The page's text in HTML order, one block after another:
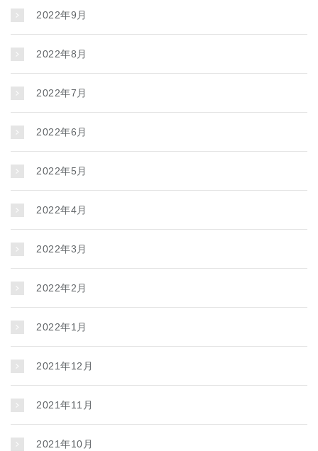
2022年9月
2022年8月
2022年7月
2022年6月
2022年5月
2022年4月
2022年3月
2022年2月
2022年1月
2021年12月
2021年11月
2021年10月